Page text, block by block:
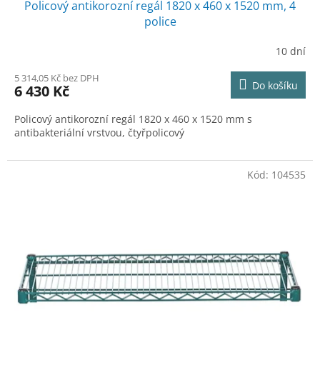
A
R
M
A
Policový antikorozní regál 1820 x 460 x 1520 mm, 4
police
10 dní
5 314,05 Kč bez DPH
6 430 Kč Do košíku
Policový antikorozní regál 1820 x 460 x 1520 mm s
antibakteriální vrstvou, čtyřpolicový
Kód: 104535